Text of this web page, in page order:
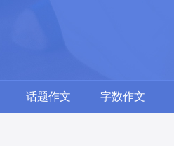
话题作文 字数作文